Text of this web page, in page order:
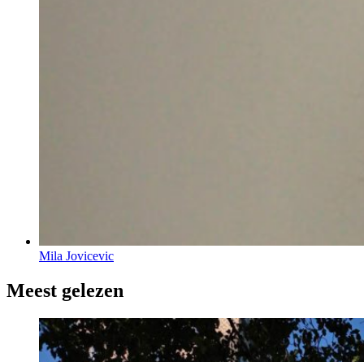
Mila Jovicevic
Meest gelezen